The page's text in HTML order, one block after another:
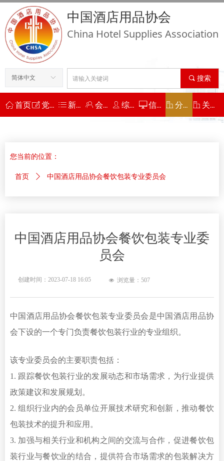
끠 搜索
ꀇ 首页ꂐ 党建工作 ꂇ 新闻动态 ꁘ 会员工作 ꄑ 综合服务 ꀖ 信用平台 ꀶ 分支机构 ꀶ 关于协会
中国酒店用品协会
China Hotel Supplies Association
ꀅ
简体中文
您当前的位置：
首页 ꄲ 中国酒店用品协会餐饮包装专业委员会
中国酒店用品协会餐饮包装专业委
员会
中国酒店用品协会餐饮包装专业委员会是中国酒店用品协
会下设的一个专门负责餐饮包装行业的专业组织。
该专业委员会的主要职责包括：
1. 跟踪餐饮包装行业的发展动态和市场需求，为行业提供
政策建议和发展规划。
2. 组织行业内的会员单位开展技术研究和创新，推动餐饮
包装技术的提升和应用。
3. 加强与相关行业和机构之间的交流与合作，促进餐饮包
装行业与餐饮业的结合，提供符合市场需求的包装解决方
创建时间： 2023-07-18 16:05 넶 浏览量： 507